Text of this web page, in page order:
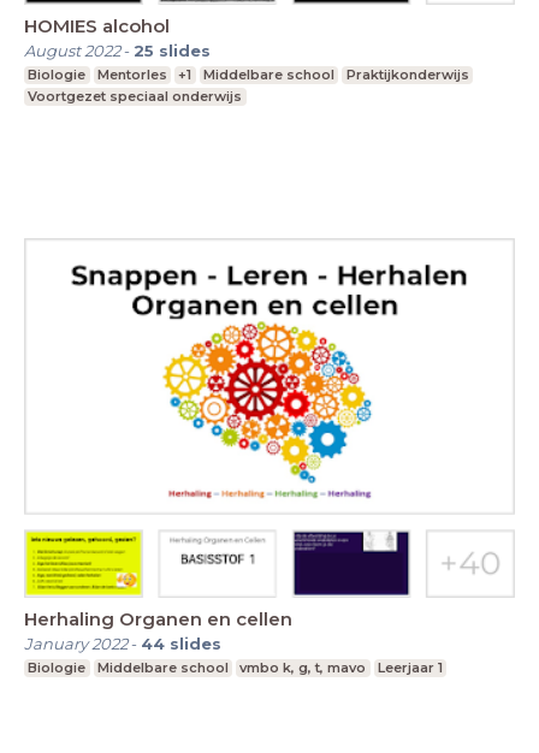
HOMIES alcohol
August 2022- 25 slides
Biologie Mentorles +1 Middelbare school
Praktijkonderwijs
Voortgezet speciaal onderwijs
Herhaling Organen en cellen
January 2022- 44 slides
Biologie Middelbare school vmbo k, g, t, mavo Leerjaar 1